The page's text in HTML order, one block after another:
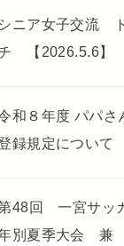
シニア女子交流
【2026.5.6】
和８年度 パパさ
録規定について
48回 一宮サッ
別夏季大会 兼